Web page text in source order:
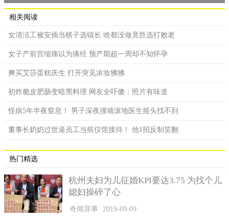
一名女子在脸书社团我爱全联-好物老实说｣发文，表示自己
在全联购入了一款乌骨鸡汤，煮完后却在锅中看到疑似虫蛹的东
西，让她急忙发问这这这…是正常的吗？是冬虫夏草吗？
热心网友解答这个像虫蛹的东西，其实是植物草石蚕。
贴文一出，许多热心网友帮忙解答，表示这不是冬虫夏草而
是植物草石蚕，又叫螺丝菜，纷纷留言真的冬虫夏草很贵，这是
相关阅读
女清洁工被安插当棋子选镇长 啥都没做竟胜选打败老
女子产前宫缩痛以为痛经 预产期超一周却不知怀孕
爽买艾莎蛋糕庆生 打开突见浓妆狒狒
初炸脆皮肥肠变暗黑料理 网友全吓傻：照片有味道
怪病5年半夜窒息！ 男子深夜撞墙滚地医生摇头找不到
董事长奶奶过世逼员工当殡仪馆接待！ 他1招反制笑翻
热门精选
杭州夫妇为儿征婚KPI要达3.75 为找个儿
媳妇操碎了心
奇闻异事 2019-09-09